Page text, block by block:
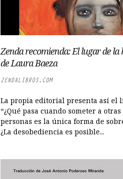
Zenda recomienda: El lugar de la
de Laura Baeza
ZENDALIBROS.COM
La propia editorial presenta así el
“¿Qué pasa cuando someter a otras
personas es la única forma de
¿La desobediencia es posible...